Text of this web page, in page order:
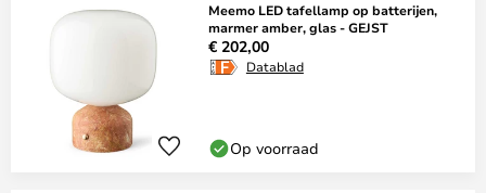
Meemo LED tafellamp op batterijen,
marmer amber, glas - GEJST
€ 202,00
Datablad
Op voorraad